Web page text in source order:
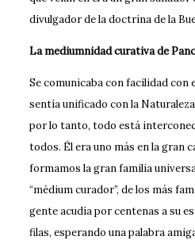
divulgador de la doctrina de la
La mediumnidad curativa de
Se comunicaba con facilidad con
sentía unificado con la
por lo tanto, todo está
todos. Él era uno más en la gran
formamos la gran familia
“médium curador”, de los más
gente acudía por centenas a su
filas, esperando una palabra